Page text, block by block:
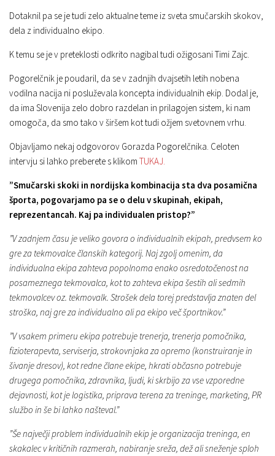
Dotaknil pa se je tudi zelo aktualne teme iz sveta smučarskih skokov,
dela z individualno ekipo.
K temu se je v preteklosti odkrito nagibal tudi ožigosani Timi Zajc.
Pogorelčnik je poudaril, da se v zadnjih dvajsetih letih nobena
vodilna nacija ni posluževala koncepta individualnih ekip. Dodal je,
da ima Slovenija zelo dobro razdelan in prilagojen sistem, ki nam
omogoča, da smo tako v širšem kot tudi ožjem svetovnem vrhu.
Objavljamo nekaj odgovorov Gorazda Pogorelčnika. Celoten
intervju si lahko preberete s klikom TUKAJ.
”Smučarski skoki in nordijska kombinacija sta dva posamična
športa, pogovarjamo pa se o delu v skupinah, ekipah,
reprezentancah. Kaj pa individualen pristop?”
”V zadnjem času je veliko govora o individualnih ekipah, predvsem ko
gre za tekmovalce članskih kategorij. Naj zgolj omenim, da
individualna ekipa zahteva popolnoma enako osredotočenost na
posameznega tekmovalca, kot to zahteva ekipa šestih ali sedmih
tekmovalcev oz. tekmovalk. Strošek dela torej predstavlja znaten del
stroška, naj gre za individualno ali pa ekipo več športnikov.”
”V vsakem primeru ekipa potrebuje trenerja, trenerja pomočnika,
fizioterapevta, serviserja, strokovnjaka za opremo (konstruiranje in
šivanje dresov), kot redne člane ekipe, hkrati občasno potrebuje
drugega pomočnika, zdravnika, ljudi, ki skrbijo za vse vzporedne
dejavnosti, kot je logistika, priprava terena za treninge, marketing, PR
službo in še bi lahko našteval.”
”Še največji problem individualnih ekip je organizacija treninga, en
skakalec v kritičnih razmerah, nabiranje sreža, dež ali sneženje sploh